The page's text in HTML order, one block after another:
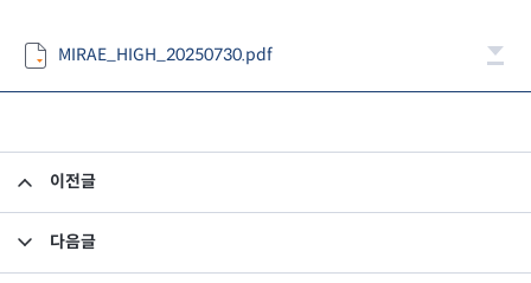
MIRAE_HIGH_20250730.pdf
이전글
다음글